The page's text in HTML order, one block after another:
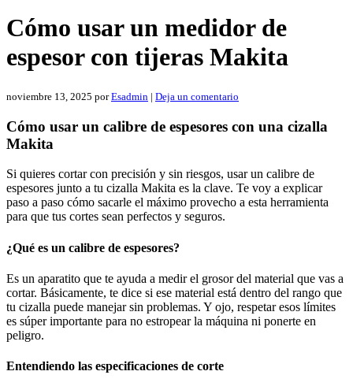
Cómo usar un medidor de
espesor con tijeras Makita
noviembre 13, 2025 porEsadmin | Deja un comentario
Cómo usar un calibre de espesores con una cizalla
Makita
Si quieres cortar con precisión y sin riesgos, usar un calibre de
espesores junto a tu cizalla Makita es la clave. Te voy a explicar
paso a paso cómo sacarle el máximo provecho a esta herramienta
para que tus cortes sean perfectos y seguros.
¿Qué es un calibre de espesores?
Es un aparatito que te ayuda a medir el grosor del material que vas a
cortar. Básicamente, te dice si ese material está dentro del rango que
tu cizalla puede manejar sin problemas. Y ojo, respetar esos límites
es súper importante para no estropear la máquina ni ponerte en
peligro.
Entendiendo las especificaciones de corte